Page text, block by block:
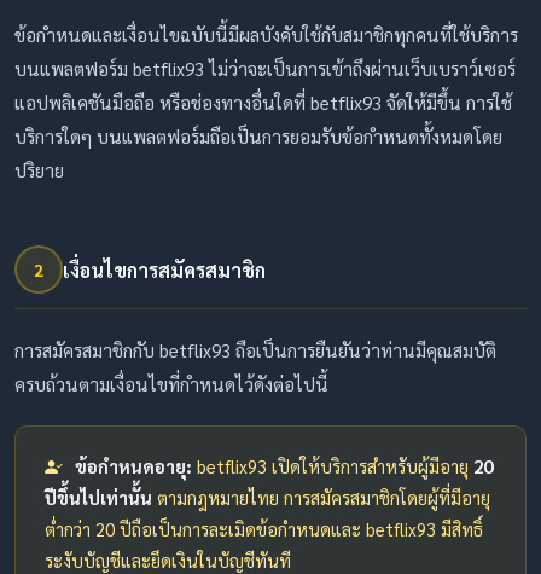
ข้อกำหนดและเงื่อนไขฉบับนี้มีผลบังคับใช้กับสมาชิกทุกคนที่ใช้บริการ
บนแพลตฟอร์ม betflix93 ไม่ว่าจะเป็นการเข้าถึงผ่านเว็บเบราว์เซอร์
แอปพลิเคชันมือถือ หรือช่องทางอื่นใดที่ betflix93 จัดให้มีขึ้น การใช้
บริการใดๆ บนแพลตฟอร์มถือเป็นการยอมรับข้อกำหนดทั้งหมดโดย
ปริยาย
2 เงื่อนไขการสมัครสมาชิก
การสมัครสมาชิกกับ betflix93 ถือเป็นการยืนยันว่าท่านมีคุณสมบัติ
ครบถ้วนตามเงื่อนไขที่กำหนดไว้ดังต่อไปนี้
ข้อกำหนดอายุ: betflix93 เปิดให้บริการสำหรับผู้มีอายุ 20
ปีขึ้นไปเท่านั้น ตามกฎหมายไทย การสมัครสมาชิกโดยผู้ที่มีอายุ
ต่ำกว่า 20 ปีถือเป็นการละเมิดข้อกำหนดและ betflix93 มีสิทธิ์
ระงับบัญชีและยึดเงินในบัญชีทันที